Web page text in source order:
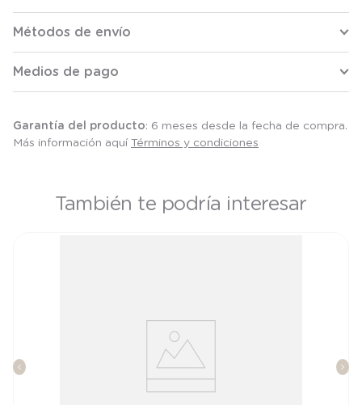
Métodos de envío
Medios de pago
Garantía del producto: 6 meses desde la fecha de compra.
Más información aquí Términos y condiciones
También te podría interesar